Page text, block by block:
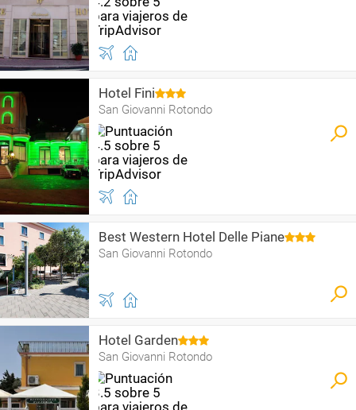
Hotel Fini
San Giovanni Rotondo
Best Western Hotel Delle Piane
San Giovanni Rotondo
Hotel Garden
San Giovanni Rotondo